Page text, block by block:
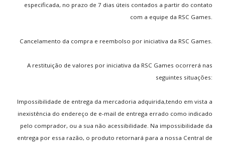
especificada, no prazo de 7 dias úteis contados a partir do contato
com a equipe da RSC Games.
Cancelamento da compra e reembolso por iniciativa da RSC Games.
A restituição de valores por iniciativa da RSC Games ocorrerá nas
seguintes situações:
Impossibilidade de entrega da mercadoria adquirida,tendo em vista a
inexistência do endereço de e-mail de entrega errado como indicado
pelo comprador, ou a sua não acessibilidade. Na impossibilidade da
entrega por essa razão, o produto retornará para a nossa Central de
Email de Suporte:contato@rscgames.com.br